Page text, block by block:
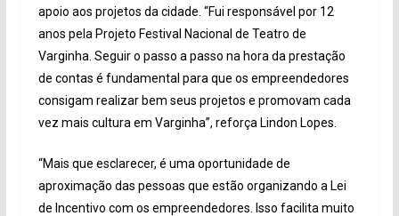
apoio aos projetos da cidade. “Fui responsável por 12
anos pela Projeto Festival Nacional de Teatro de
Varginha. Seguir o passo a passo na hora da prestação
de contas é fundamental para que os empreendedores
consigam realizar bem seus projetos e promovam cada
vez mais cultura em Varginha”, reforça Lindon Lopes.
“Mais que esclarecer, é uma oportunidade de
aproximação das pessoas que estão organizando a Lei
de Incentivo com os empreendedores. Isso facilita muito